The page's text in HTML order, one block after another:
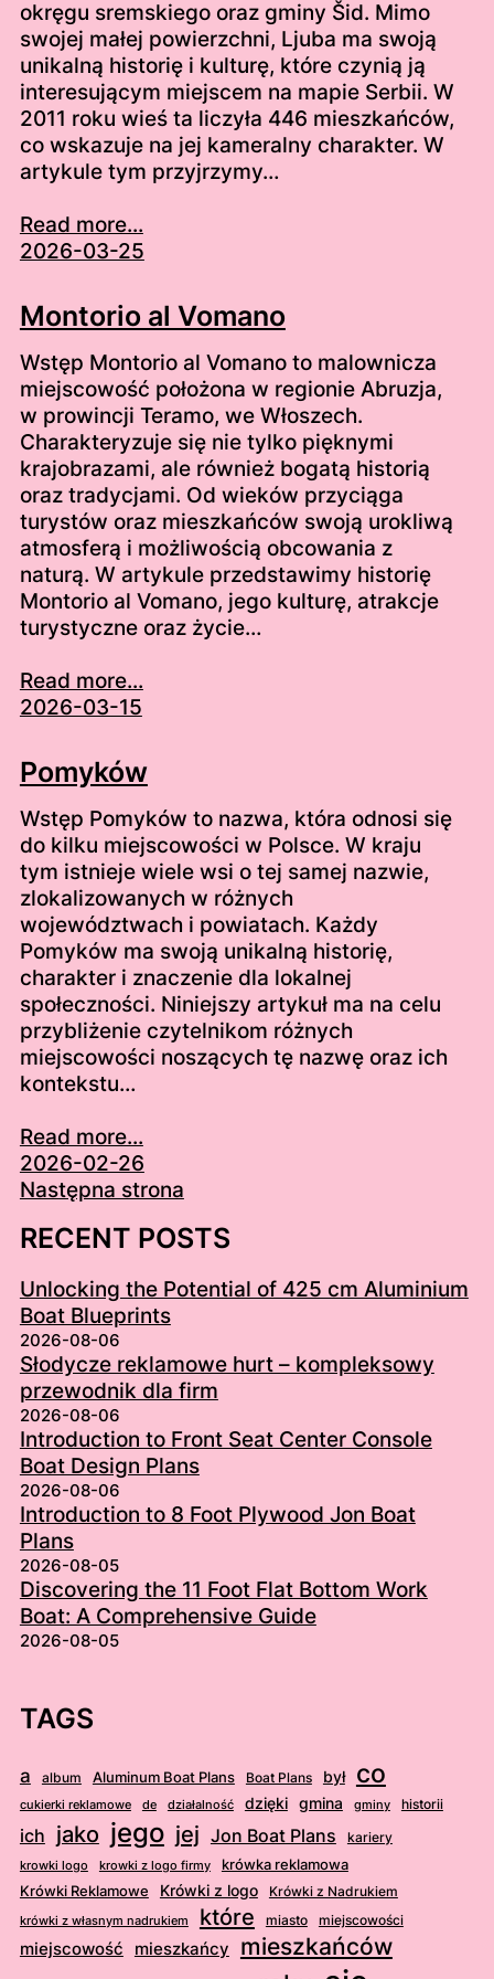
okręgu sremskiego oraz gminy Šid. Mimo
swojej małej powierzchni, Ljuba ma swoją
unikalną historię i kulturę, które czynią ją
interesującym miejscem na mapie Serbii. W
2011 roku wieś ta liczyła 446 mieszkańców,
co wskazuje na jej kameralny charakter. W
artykule tym przyjrzymy…
Read more...
2026-03-25
Montorio al Vomano
Wstęp Montorio al Vomano to malownicza
miejscowość położona w regionie Abruzja,
w prowincji Teramo, we Włoszech.
Charakteryzuje się nie tylko pięknymi
krajobrazami, ale również bogatą historią
oraz tradycjami. Od wieków przyciąga
turystów oraz mieszkańców swoją urokliwą
atmosferą i możliwością obcowania z
naturą. W artykule przedstawimy historię
Montorio al Vomano, jego kulturę, atrakcje
turystyczne oraz życie…
Read more...
2026-03-15
Pomyków
Wstęp Pomyków to nazwa, która odnosi się
do kilku miejscowości w Polsce. W kraju
tym istnieje wiele wsi o tej samej nazwie,
zlokalizowanych w różnych
województwach i powiatach. Każdy
Pomyków ma swoją unikalną historię,
charakter i znaczenie dla lokalnej
społeczności. Niniejszy artykuł ma na celu
przybliżenie czytelnikom różnych
miejscowości noszących tę nazwę oraz ich
kontekstu…
Read more...
2026-02-26
Następna strona
RECENT POSTS
Unlocking the Potential of 425 cm Aluminium
Boat Blueprints
2026-08-06
Słodycze reklamowe hurt – kompleksowy
przewodnik dla firm
2026-08-06
Introduction to Front Seat Center Console
Boat Design Plans
2026-08-06
Introduction to 8 Foot Plywood Jon Boat
Plans
2026-08-05
Discovering the 11 Foot Flat Bottom Work
Boat: A Comprehensive Guide
2026-08-05
TAGS
a album Aluminum Boat Plans Boat Plans był co
cukierki reklamowe de działalność dzięki gmina gminy historii
ich jako jego jej Jon Boat Plans kariery
krowki logo krowki z logo firmy krówka reklamowa
Krówki Reklamowe Krówki z logo Krówki z Nadrukiem
krówki z własnym nadrukiem które miasto miejscowości
miejscowość mieszkańcy mieszkańców